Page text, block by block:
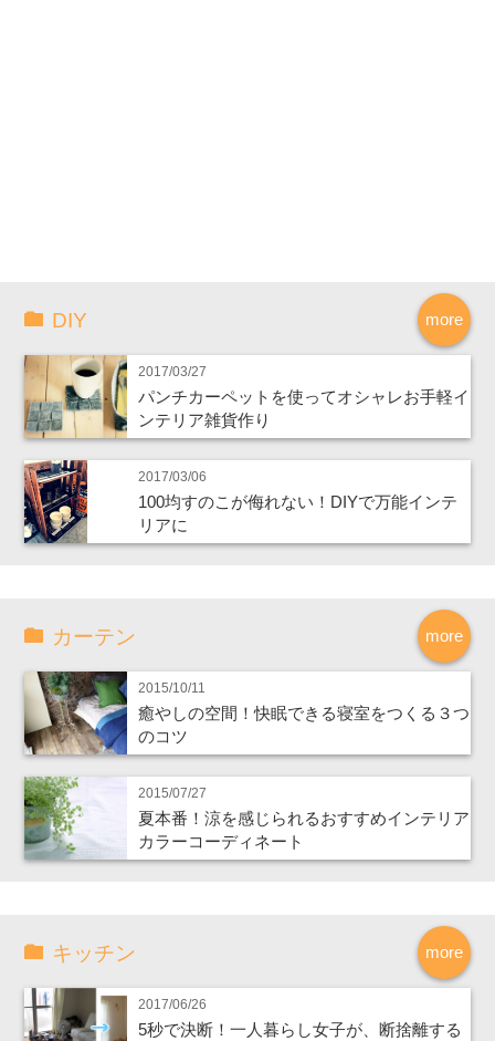
more
DIY
2017/03/27
パンチカーペットを使ってオシャレお手軽イ
ンテリア雑貨作り
2017/03/06
100均すのこが侮れない！DIYで万能インテ
リアに
more
カーテン
2015/10/11
癒やしの空間！快眠できる寝室をつくる３つ
のコツ
2015/07/27
夏本番！涼を感じられるおすすめインテリア
カラーコーディネート
more
キッチン
2017/06/26
5秒で決断！一人暮らし女子が、断捨離する